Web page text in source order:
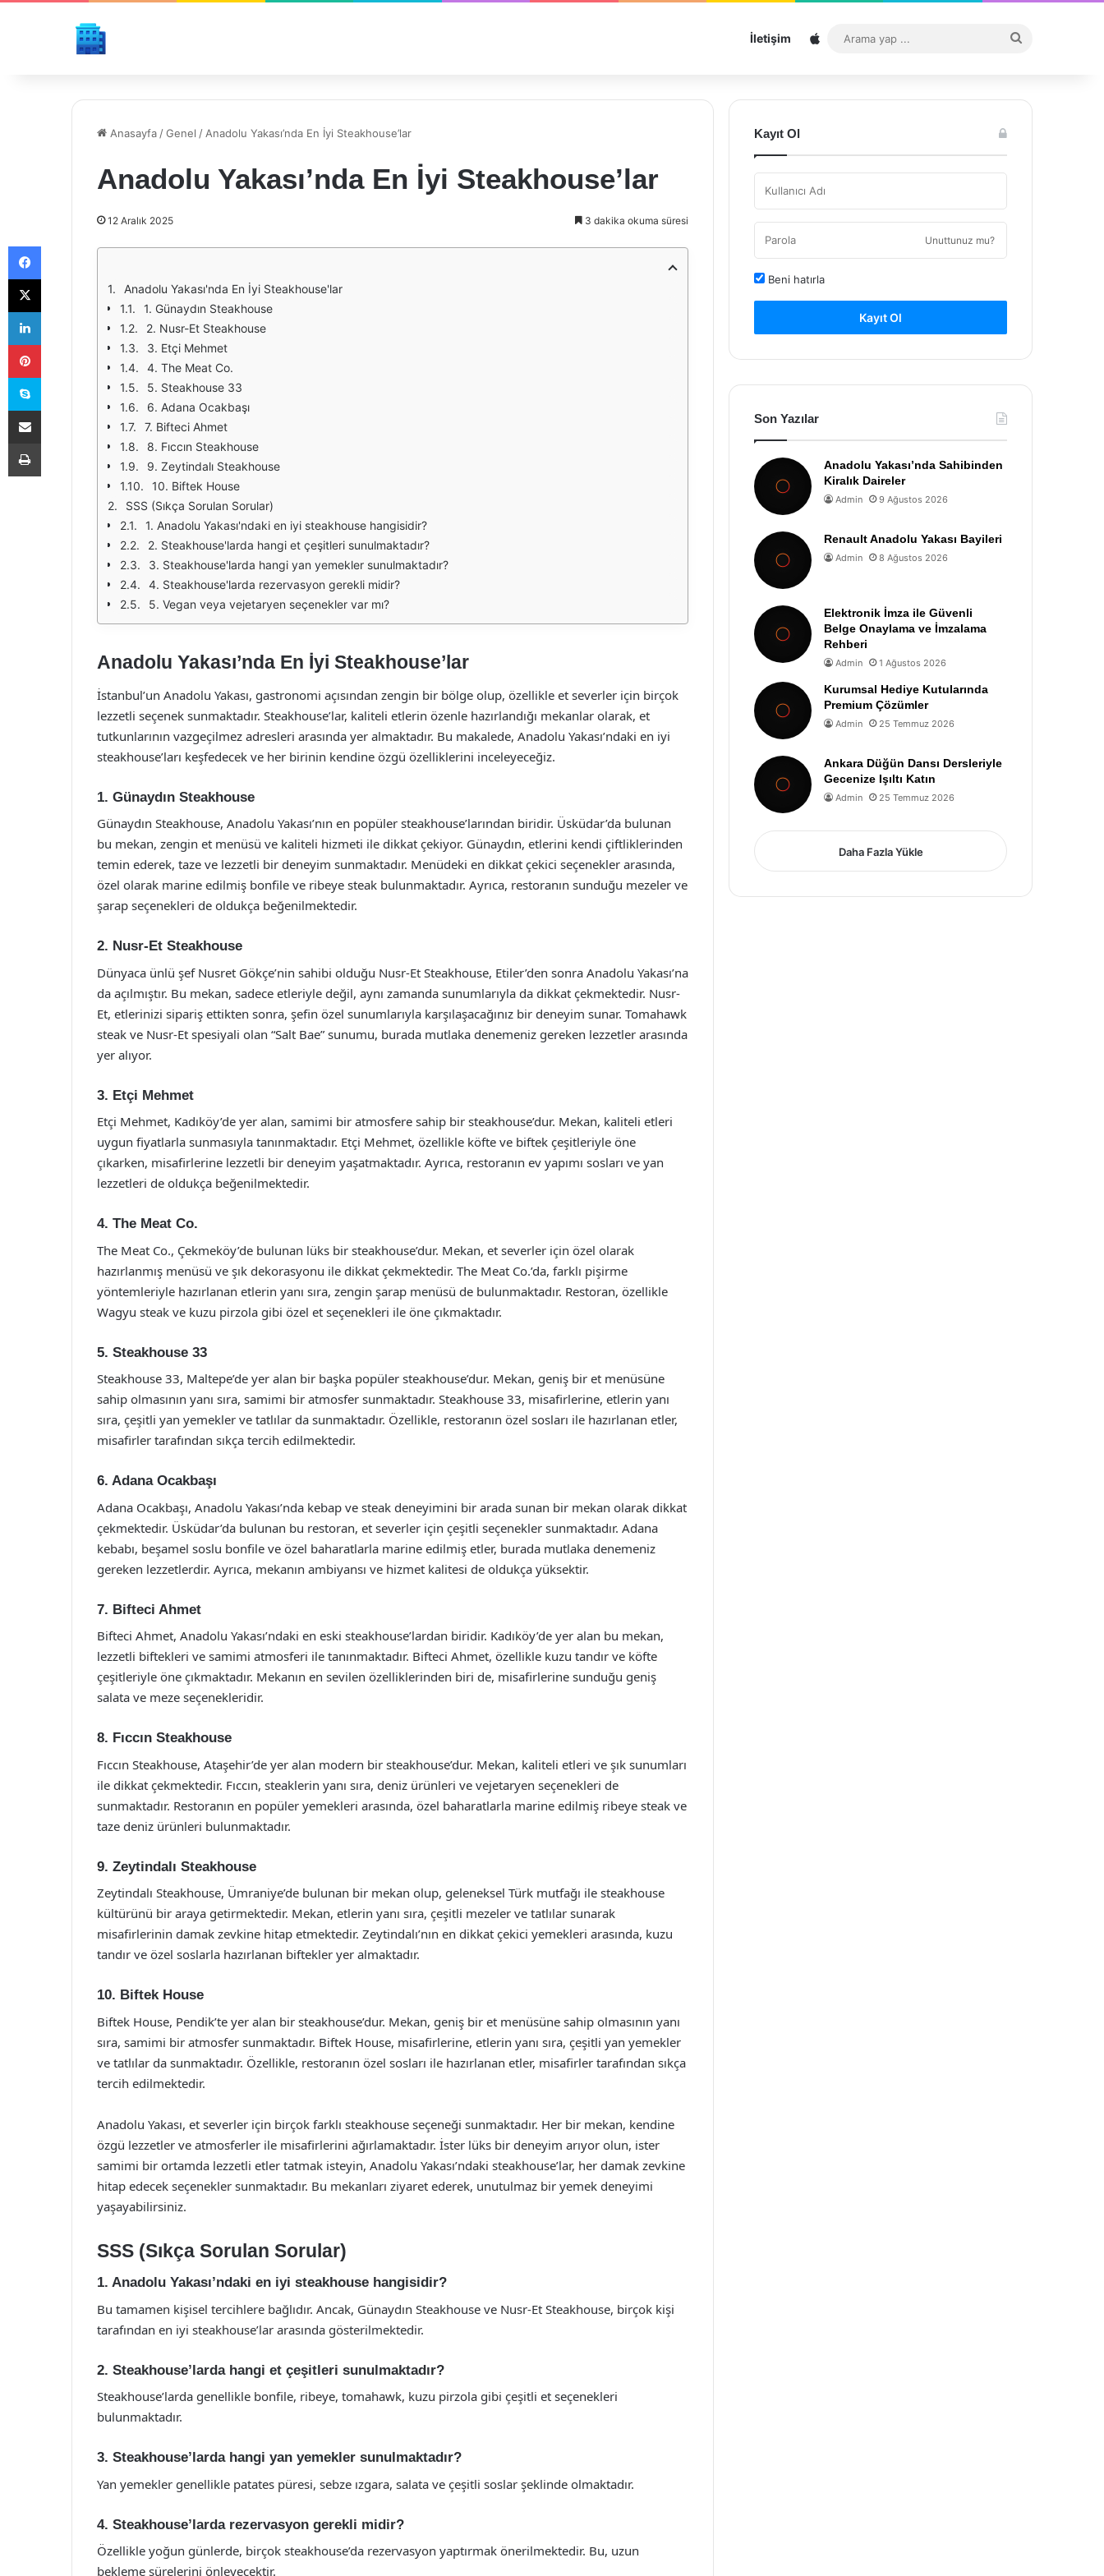
İletişim Sitemap
...
Anasayfa /Genel / Anadolu Yakası’nda En İyi Steakhouse’lar
Anadolu Yakası’nda En İyi Steakhouse’lar
12 Aralık 2025 3 dakika okuma süresi
Anadolu Yakası'nda En İyi Steakhouse'lar
1. Günaydın Steakhouse
2. Nusr-Et Steakhouse
3. Etçi Mehmet
4. The Meat Co.
5. Steakhouse 33
6. Adana Ocakbaşı
7. Bifteci Ahmet
8. Fıccın Steakhouse
9. Zeytindalı Steakhouse
10. Biftek House
SSS (Sıkça Sorulan Sorular)
1. Anadolu Yakası'ndaki en iyi steakhouse hangisidir?
2. Steakhouse'larda hangi et çeşitleri sunulmaktadır?
3. Steakhouse'larda hangi yan yemekler sunulmaktadır?
4. Steakhouse'larda rezervasyon gerekli midir?
5. Vegan veya vejetaryen seçenekler var mı?
Anadolu Yakası’nda En İyi Steakhouse’lar
İstanbul’un Anadolu Yakası, gastronomi açısından zengin bir bölge olup, özellikle et severler için birçok
lezzetli seçenek sunmaktadır. Steakhouse’lar, kaliteli etlerin özenle hazırlandığı mekanlar olarak, et
tutkunlarının vazgeçilmez adresleri arasında yer almaktadır. Bu makalede, Anadolu Yakası’ndaki en iyi
steakhouse’ları keşfedecek ve her birinin kendine özgü özelliklerini inceleyeceğiz.
1. Günaydın Steakhouse
Günaydın Steakhouse, Anadolu Yakası’nın en popüler steakhouse’larından biridir. Üsküdar’da bulunan
bu mekan, zengin et menüsü ve kaliteli hizmeti ile dikkat çekiyor. Günaydın, etlerini kendi çiftliklerinden
temin ederek, taze ve lezzetli bir deneyim sunmaktadır. Menüdeki en dikkat çekici seçenekler arasında,
özel olarak marine edilmiş bonfile ve ribeye steak bulunmaktadır. Ayrıca, restoranın sunduğu mezeler ve
şarap seçenekleri de oldukça beğenilmektedir.
2. Nusr-Et Steakhouse
Dünyaca ünlü şef Nusret Gökçe’nin sahibi olduğu Nusr-Et Steakhouse, Etiler’den sonra Anadolu Yakası’na
da açılmıştır. Bu mekan, sadece etleriyle değil, aynı zamanda sunumlarıyla da dikkat çekmektedir. Nusr-
Et, etlerinizi sipariş ettikten sonra, şefin özel sunumlarıyla karşılaşacağınız bir deneyim sunar. Tomahawk
steak ve Nusr-Et spesiyali olan “Salt Bae” sunumu, burada mutlaka denemeniz gereken lezzetler arasında
yer alıyor.
3. Etçi Mehmet
Etçi Mehmet, Kadıköy’de yer alan, samimi bir atmosfere sahip bir steakhouse’dur. Mekan, kaliteli etleri
uygun fiyatlarla sunmasıyla tanınmaktadır. Etçi Mehmet, özellikle köfte ve biftek çeşitleriyle öne
çıkarken, misafirlerine lezzetli bir deneyim yaşatmaktadır. Ayrıca, restoranın ev yapımı sosları ve yan
lezzetleri de oldukça beğenilmektedir.
4. The Meat Co.
The Meat Co., Çekmeköy’de bulunan lüks bir steakhouse’dur. Mekan, et severler için özel olarak
hazırlanmış menüsü ve şık dekorasyonu ile dikkat çekmektedir. The Meat Co.’da, farklı pişirme
yöntemleriyle hazırlanan etlerin yanı sıra, zengin şarap menüsü de bulunmaktadır. Restoran, özellikle
Wagyu steak ve kuzu pirzola gibi özel et seçenekleri ile öne çıkmaktadır.
5. Steakhouse 33
Steakhouse 33, Maltepe’de yer alan bir başka popüler steakhouse’dur. Mekan, geniş bir et menüsüne
sahip olmasının yanı sıra, samimi bir atmosfer sunmaktadır. Steakhouse 33, misafirlerine, etlerin yanı
sıra, çeşitli yan yemekler ve tatlılar da sunmaktadır. Özellikle, restoranın özel sosları ile hazırlanan etler,
misafirler tarafından sıkça tercih edilmektedir.
6. Adana Ocakbaşı
Adana Ocakbaşı, Anadolu Yakası’nda kebap ve steak deneyimini bir arada sunan bir mekan olarak dikkat
çekmektedir. Üsküdar’da bulunan bu restoran, et severler için çeşitli seçenekler sunmaktadır. Adana
kebabı, beşamel soslu bonfile ve özel baharatlarla marine edilmiş etler, burada mutlaka denemeniz
gereken lezzetlerdir. Ayrıca, mekanın ambiyansı ve hizmet kalitesi de oldukça yüksektir.
7. Bifteci Ahmet
Bifteci Ahmet, Anadolu Yakası’ndaki en eski steakhouse’lardan biridir. Kadıköy’de yer alan bu mekan,
lezzetli biftekleri ve samimi atmosferi ile tanınmaktadır. Bifteci Ahmet, özellikle kuzu tandır ve köfte
çeşitleriyle öne çıkmaktadır. Mekanın en sevilen özelliklerinden biri de, misafirlerine sunduğu geniş
salata ve meze seçenekleridir.
8. Fıccın Steakhouse
Fıccın Steakhouse, Ataşehir’de yer alan modern bir steakhouse’dur. Mekan, kaliteli etleri ve şık sunumları
ile dikkat çekmektedir. Fıccın, steaklerin yanı sıra, deniz ürünleri ve vejetaryen seçenekleri de
sunmaktadır. Restoranın en popüler yemekleri arasında, özel baharatlarla marine edilmiş ribeye steak ve
taze deniz ürünleri bulunmaktadır.
9. Zeytindalı Steakhouse
Zeytindalı Steakhouse, Ümraniye’de bulunan bir mekan olup, geleneksel Türk mutfağı ile steakhouse
kültürünü bir araya getirmektedir. Mekan, etlerin yanı sıra, çeşitli mezeler ve tatlılar sunarak
misafirlerinin damak zevkine hitap etmektedir. Zeytindalı’nın en dikkat çekici yemekleri arasında, kuzu
tandır ve özel soslarla hazırlanan biftekler yer almaktadır.
10. Biftek House
Biftek House, Pendik’te yer alan bir steakhouse’dur. Mekan, geniş bir et menüsüne sahip olmasının yanı
sıra, samimi bir atmosfer sunmaktadır. Biftek House, misafirlerine, etlerin yanı sıra, çeşitli yan yemekler
ve tatlılar da sunmaktadır. Özellikle, restoranın özel sosları ile hazırlanan etler, misafirler tarafından sıkça
tercih edilmektedir.
Anadolu Yakası, et severler için birçok farklı steakhouse seçeneği sunmaktadır. Her bir mekan, kendine
özgü lezzetler ve atmosferler ile misafirlerini ağırlamaktadır. İster lüks bir deneyim arıyor olun, ister
samimi bir ortamda lezzetli etler tatmak isteyin, Anadolu Yakası’ndaki steakhouse’lar, her damak zevkine
hitap edecek seçenekler sunmaktadır. Bu mekanları ziyaret ederek, unutulmaz bir yemek deneyimi
yaşayabilirsiniz.
SSS (Sıkça Sorulan Sorular)
1. Anadolu Yakası’ndaki en iyi steakhouse hangisidir?
Bu tamamen kişisel tercihlere bağlıdır. Ancak, Günaydın Steakhouse ve Nusr-Et Steakhouse, birçok kişi
tarafından en iyi steakhouse’lar arasında gösterilmektedir.
2. Steakhouse’larda hangi et çeşitleri sunulmaktadır?
Steakhouse’larda genellikle bonfile, ribeye, tomahawk, kuzu pirzola gibi çeşitli et seçenekleri
bulunmaktadır.
3. Steakhouse’larda hangi yan yemekler sunulmaktadır?
Yan yemekler genellikle patates püresi, sebze ızgara, salata ve çeşitli soslar şeklinde olmaktadır.
4. Steakhouse’larda rezervasyon gerekli midir?
Özellikle yoğun günlerde, birçok steakhouse’da rezervasyon yaptırmak önerilmektedir. Bu, uzun
bekleme sürelerini önleyecektir.
Kayıt Ol
Unuttunuz mu?
Beni hatırla
Kayıt Ol
Son Yazılar
Anadolu Yakası’nda Sahibinden
Kiralık Daireler
Admin 9 Ağustos 2026
Renault Anadolu Yakası Bayileri
Admin 8 Ağustos 2026
Elektronik İmza ile Güvenli
Belge Onaylama ve İmzalama
Rehberi
Admin 1 Ağustos 2026
Kurumsal Hediye Kutularında
Premium Çözümler
Admin 25 Temmuz 2026
Ankara Düğün Dansı Dersleriyle
Gecenize Işıltı Katın
Admin 25 Temmuz 2026
Daha Fazla Yükle
Facebook
X
LinkedIn
Pinterest
Skype
E-Posta ile paylaş